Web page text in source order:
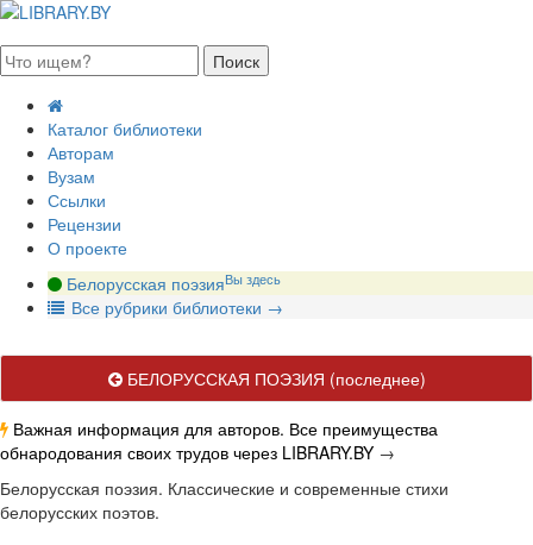
Каталог библиотеки
Авторам
Вузам
Ссылки
Рецензии
О проекте
Белорусская поэзияВы здесь
Все рубрики библиотеки →
БЕЛОРУССКАЯ ПОЭЗИЯ (последнее)
Важная информация для авторов. Все преимущества
обнародования своих трудов через LIBRARY.BY →
Белорусская поэзия. Классические и современные стихи
белорусских поэтов.